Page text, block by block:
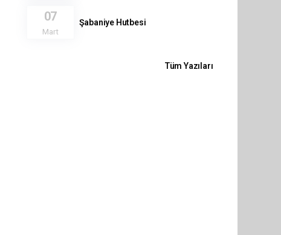
07
Mart
Şabaniye Hutbesi
Tüm Yazıları